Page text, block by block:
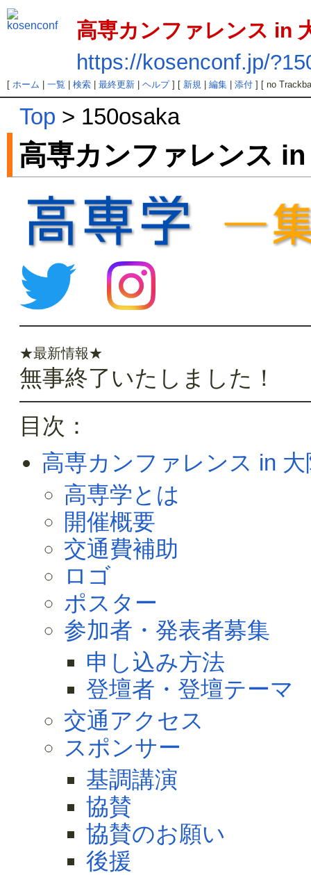
高専カンファレンス in
https://kosenconf.jp/
[ ホーム 一覧 検索| 最終更新| ヘルプ] [ 新規| 編集| 添付] [ no
Top > 150osaka
高専カンファレンス
★最新情報★
無事終了いたしました！
目次：
高専カンファレンス in 大
高専学とは
開催概要
交通費補助
ロゴ
ポスター
参加者・発表者募集
申し込み方法
登壇者・登壇テーマ
交通アクセス
スポンサー
基調講演
協賛
協賛のお願い
後援